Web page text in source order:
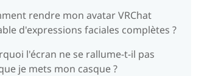
rendre mon avatar VRChat
d'expressions faciales complètes ?
l'écran ne se rallume-t-il pas
je mets mon casque ?